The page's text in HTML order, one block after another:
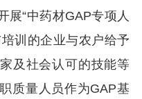
展“中药材GAP专项人
训的企业与农户给予
及社会认可的技能等
质量人员作为GAP基